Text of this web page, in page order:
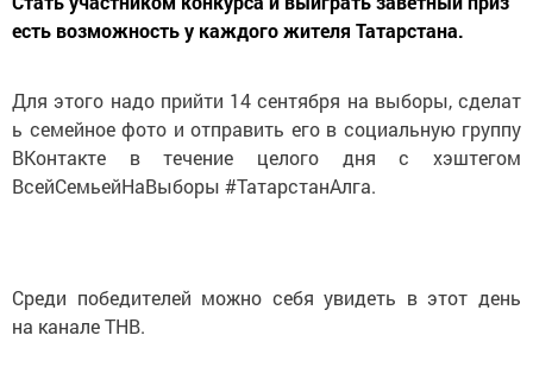
есть возможность у каждого жителя Татарстана.
Для этого надо прийти 14 сентября на выборы, сделат
ь семейное фото и отправить его в социальную группу
ВКонтакте в течение целого дня с хэштегом
ВсейСемьейНаВыборы #ТатарстанАлга.
Среди победителей можно себя увидеть в этот день
на канале ТНВ.